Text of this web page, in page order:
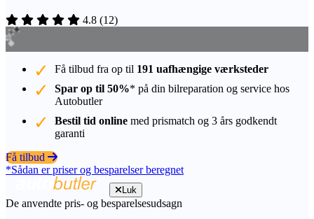
4.8 (12)
Få tilbud fra op til 191 uafhængige værksteder
Spar op til 50%* på din bilreparation og service hos
Autobutler
Bestil tid online med prismatch og 3 års godkendt
garanti
Få tilbud
*Sådan er priser og besparelser beregnet
Luk
De anvendte pris- og besparelsesudsagn